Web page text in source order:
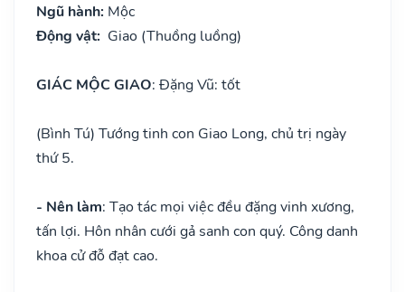
Ngũ hành: Mộc
Động vật: Giao (Thuồng luồng)
GIÁC MỘC GIAO: Đặng Vũ: tốt
(Bình Tú) Tướng tinh con Giao Long, chủ trị ngày
thứ 5.
- Nên làm: Tạo tác mọi việc đều đặng vinh xương,
tấn lợi. Hôn nhân cưới gả sanh con quý. Công danh
khoa cử đỗ đạt cao.